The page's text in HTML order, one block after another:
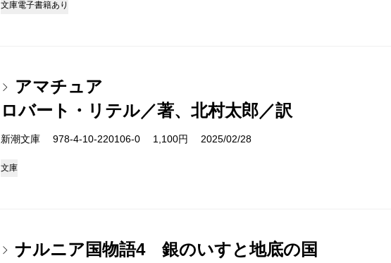
文庫電子書籍あり
アマチュア
ロバート・リテル／著、北村太郎／訳
新潮文庫 978-4-10-220106-0 1,100円 2025/02/28
文庫
ナルニア国物語4 銀のいすと地底の国